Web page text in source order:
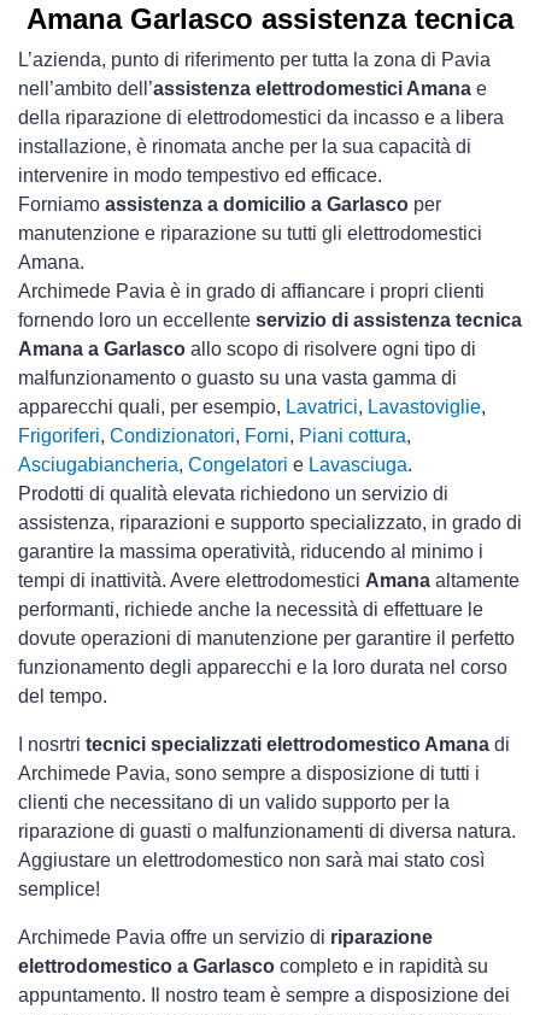
Amana Garlasco assistenza tecnica
L’azienda, punto di riferimento per tutta la zona di Pavia
nell’ambito dell’assistenza elettrodomestici Amana e
della riparazione di elettrodomestici da incasso e a libera
installazione, è rinomata anche per la sua capacità di
intervenire in modo tempestivo ed efficace.
Forniamo assistenza a domicilio a Garlasco per
manutenzione e riparazione su tutti gli elettrodomestici
Amana.
Archimede Pavia è in grado di affiancare i propri clienti
fornendo loro un eccellente servizio di assistenza tecnica
Amana a Garlasco allo scopo di risolvere ogni tipo di
malfunzionamento o guasto su una vasta gamma di
apparecchi quali, per esempio, Lavatrici, Lavastoviglie,
Frigoriferi, Condizionatori, Forni, Piani cottura,
Asciugabiancheria, Congelatori e Lavasciuga.
Prodotti di qualità elevata richiedono un servizio di
assistenza, riparazioni e supporto specializzato, in grado di
garantire la massima operatività, riducendo al minimo i
tempi di inattività. Avere elettrodomestici Amana altamente
performanti, richiede anche la necessità di effettuare le
dovute operazioni di manutenzione per garantire il perfetto
funzionamento degli apparecchi e la loro durata nel corso
del tempo.
I nosrtri tecnici specializzati elettrodomestico Amana di
Archimede Pavia, sono sempre a disposizione di tutti i
clienti che necessitano di un valido supporto per la
riparazione di guasti o malfunzionamenti di diversa natura.
Aggiustare un elettrodomestico non sarà mai stato così
semplice!
Archimede Pavia offre un servizio di riparazione
elettrodomestico a Garlasco completo e in rapidità su
appuntamento. Il nostro team è sempre a disposizione dei